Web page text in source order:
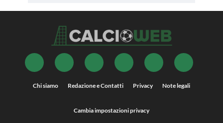
Chi siamo Redazione e Contatti Privacy Note legali
Cambia impostazioni privacy